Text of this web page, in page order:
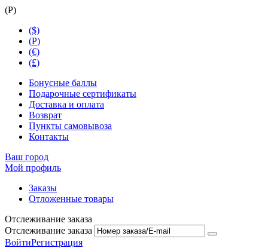
(Р)
($)
(Р)
(€)
(£)
Бонусные баллы
Подарочные сертификаты
Доставка и оплата
Возврат
Пункты самовывоза
Контакты
Ваш город
Мой профиль
Заказы
Отложенные товары
Отслеживание заказа
Отслеживание заказа
ВойтиРегистрация